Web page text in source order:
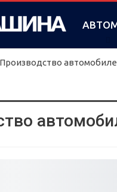
Производство